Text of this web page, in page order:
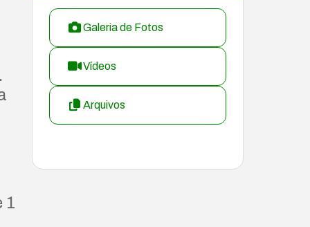
1
Galeria de Fotos
Vídeos
Arquivos